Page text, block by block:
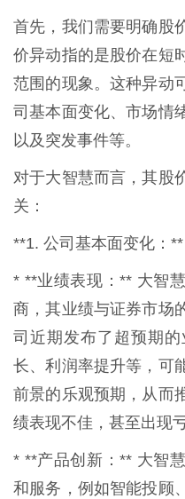
首先，我们需要明确股
价异动指的是股价在短
范围的现象。这种异动
司基本面变化、市场情
以及突发事件等。
对于大智慧而言，其股
关：
**1. 公司基本面变化：**
* **业绩表现：** 大智
商，其业绩与证券市场
司近期发布了超预期
长、利润率提升等，可
前景的乐观预期，从而
绩表现不佳，甚至出现
* **产品创新：** 大智
和服务，例如智能投顾